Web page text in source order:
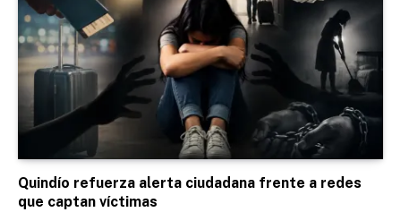
Quindío refuerza alerta ciudadana frente a redes
que captan víctimas